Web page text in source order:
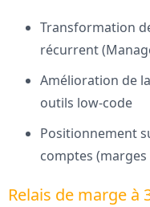
Transformation
récurrent
Amélioration de
outils low-code
Positionnement
comptes (marges
Relais de marge à